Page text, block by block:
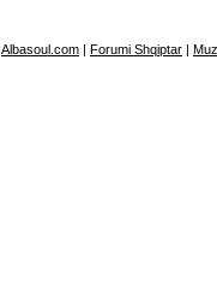
Albasoul.com | Forumi Shqiptar |